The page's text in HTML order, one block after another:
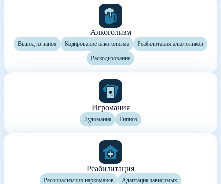
Алкоголизм
Вывод из запоя Кодирование алкоголизма Реабилитация алкоголиков
Раскодирование
Игромания
Лудомания Гипноз
Реабилитация
Ресоциализация наркоманов Адаптация зависимых